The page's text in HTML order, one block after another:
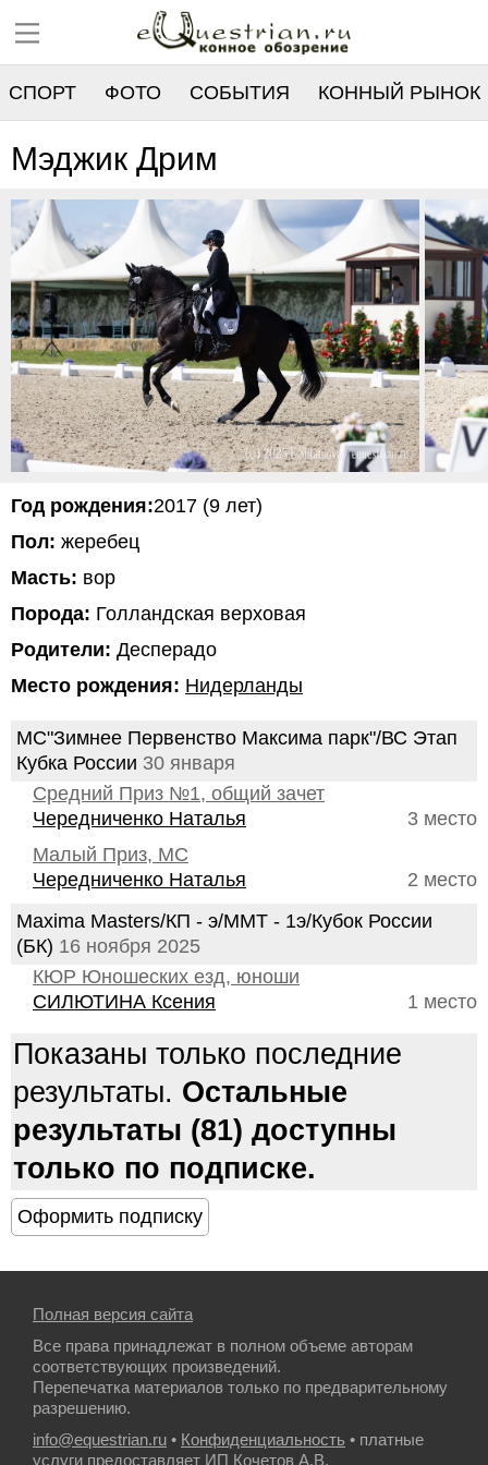
СПОРТ ФОТО СОБЫТИЯ КОННЫЙ РЫНОК
РЕЕСТР
Мэджик Дрим
Год рождения:2017 (9 лет)
Пол: жеребец
Масть: вор
Порода: Голландская верховая
Родители: Десперадо
Место рождения: Нидерланды
МС"Зимнее Первенство Максима парк"/ВС Этап
Кубка России 30 января
Средний Приз №1, общий зачет
3 место
Чередниченко Наталья
Малый Приз, МС
2 место
Чередниченко Наталья
Maxima Masters/КП - э/ММТ - 1э/Кубок России
(БК) 16 ноября 2025
КЮР Юношеских езд, юноши
1 место
СИЛЮТИНА Ксения
Показаны только последние
результаты. Остальные
результаты (81) доступны
только по подписке.
Полная версия сайта
Все права принадлежат в полном объеме авторам
соответствующих произведений.
Перепечатка материалов только по предварительному
разрешению.
info@equestrian.ru • Конфиденциальность • платные
услуги предоставляет ИП Кочетов А.В.